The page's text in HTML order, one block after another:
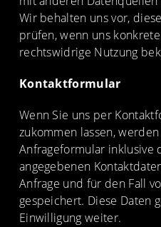
Wir behalten uns vor,
prüfen, wenn uns
rechtswidrige Nutzung
Kontaktformular
Wenn Sie uns per
zukommen lassen,
Anfrageformular inklusive
angegebenen
Anfrage und für den Fall
gespeichert. Diese Daten
Einwilligung weiter.